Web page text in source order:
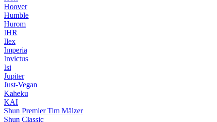
Hoover
Humble
Hurom
IHR
Ilex
Imperia
Invictus
Isi
Jupiter
Just-Vegan
Kaheku
KAI
Shun Premier Tim Mälzer
Shun Classic